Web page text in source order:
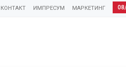
МАРКЕТИНГ
ИМПРЕСУМ
КОНТАКТ